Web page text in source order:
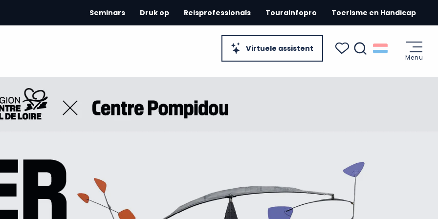
Virtuele assistent
Seminars Druk op Reisprofessionals Tourainfopro Toerisme en Handicap
Menu